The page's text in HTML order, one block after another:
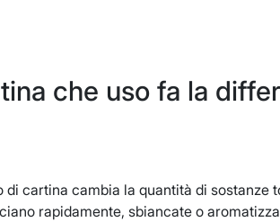
che uso fa la
di cartina cambia la quantità di
rapidamente, sbiancate o